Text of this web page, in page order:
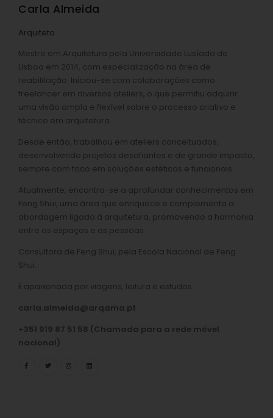
Carla Almeida
Arquiteta
Mestre em Arquitetura pela Universidade Lusíada de
Lisboa em 2014, com especialização na área de
reabilitação. Iniciou-se com colaborações como
freelancer em diversos ateliers, o que permitiu adquirir
uma visão ampla e flexível sobre o processo criativo e
técnico em arquitetura.
Desde então, trabalhou em ateliers conceituados,
desenvolvendo projetos desafiantes e de grande impacto,
sempre com foco em soluções estéticas e funcionais.
Atualmente, encontra-se a aprofundar conhecimentos em
Feng Shui, uma área que enriquece e complementa a
abordagem ligada à arquitetura, promovendo a harmonia
entre os espaços e as pessoas.
Consultora de Feng Shui, pela Escola Nacional de Feng
Shui.
É apaixonada por viagens, leitura e estudos.
carla.almeida@arqama.pt
+351 919 87 51 58 (Chamada para a rede móvel
nacional)